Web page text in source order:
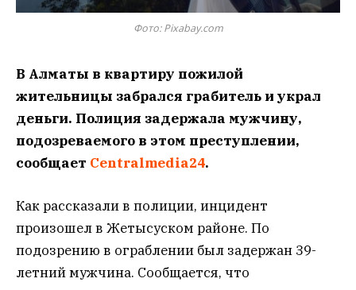
Фото: Pixabay.com
В Алматы в квартиру пожилой
жительницы забрался грабитель и украл
деньги. Полиция задержала мужчину,
подозреваемого в этом преступлении,
сообщает Centralmedia24.
Как рассказали в полиции, инцидент
произошел в Жетысуском районе. По
подозрению в ограблении был задержан 39-
летний мужчина. Сообщается, что